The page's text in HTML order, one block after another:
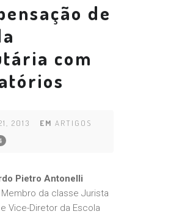
de
com
2013 EM ARTIGOS
Pietro Antonelli
da classe Jurista
Vice-Diretor da Escola